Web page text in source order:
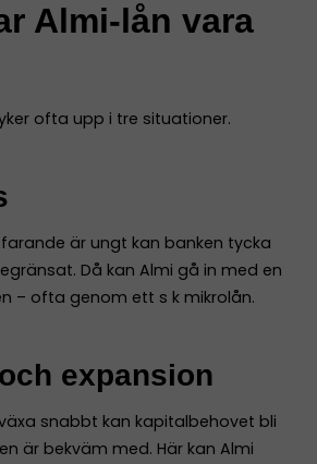
Almi-lån vara
ofta upp i tre situationer.
är ungt kan banken tycka
Då kan Almi gå in med en
– ofta genom ett s k mikrolån.
expansion
snabbt kan kapitalbehovet bli
är bekväm med. Här kan Almi